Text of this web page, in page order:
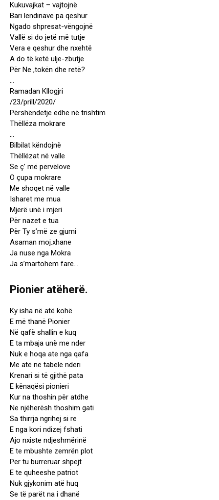
Kukuvajkat – vajtojnë
Bari lëndinave pa qeshur
Ngado shpresat-vëngojnë
Vallë si do jetë më tutje
Vera e qeshur dhe nxehtë
A do të ketë ulje-zbutje
Për Ne ,tokën dhe retë?
…
Ramadan Kllogjri
/23/prill/2020/
Përshëndetje edhe në trishtim
Thëllëza mokrare
…
Bilbilat këndojnë
Thëllëzat në valle
Se ç’ më përvëlove
O çupa mokrare
Me shoqet në valle
Isharet me mua
Mjerë unë i mjeri
Për nazet e tua
Për Ty s’më ze gjumi
Asaman moj.xhane
Ja nuse nga Mokra
Ja s’martohem fare…
Pionier atëherë.
Ky isha në atë kohë
E më thanë Pionier
Në qafë shallin e kuq
E ta mbaja unë me nder
Nuk e hoqa ate nga qafa
Me atë në tabelë nderi
Krenari si të gjithë pata
E kënaqësi pionieri
Kur na thoshin për atdhe
Ne njëherësh thoshim gati
Sa thirrja ngrihej si re
E nga kori ndizej fshati
Ajo nxiste ndjeshmërinë
E te mbushte zemrën plot
Per tu burreruar shpejt
E te quheeshe patriot
Nuk gjykonim atë huq
Se të parët na i dhanë